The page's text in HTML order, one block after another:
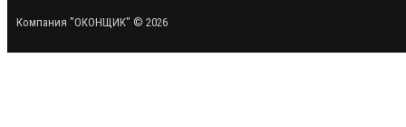
Компания "ОКОНЩИК" © 2026